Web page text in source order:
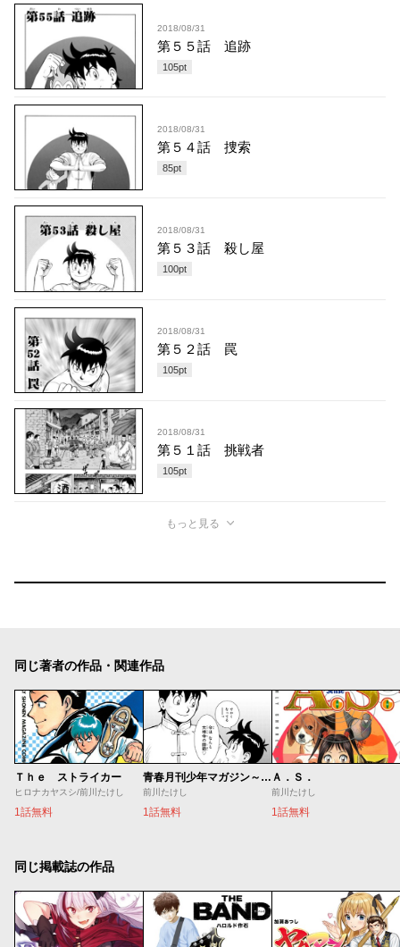
2018/08/31
第５５話 追跡
105pt
2018/08/31
第５４話 捜索
85pt
2018/08/31
第５３話 殺し屋
100pt
2018/08/31
第５２話 罠
105pt
2018/08/31
第５１話 挑戦者
105pt
もっと見る
同じ著者の作品・関連作品
Ｔｈｅ ストライカー
ヒロナカヤスシ/前川たけし
1話無料
青春月刊少年マガジン～鉄拳チンミ誕生秘話～
前川たけし
1話無料
Ａ．Ｓ．
前川たけし
1話無料
同じ掲載誌の作品